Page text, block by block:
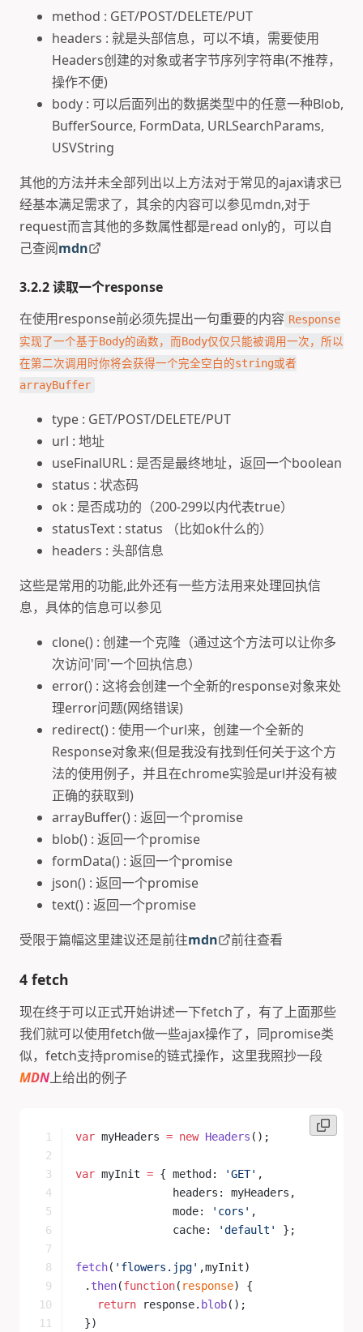
method : GET/POST/DELETE/PUT
headers : 就是头部信息，可以不填，需要使用
Headers创建的对象或者字节序列字符串(不推荐，
操作不便)
body : 可以后面列出的数据类型中的任意一种Blob,
BufferSource, FormData, URLSearchParams,
USVString
其他的方法并未全部列出以上方法对于常见的ajax请求已
经基本满足需求了，其余的内容可以参见mdn,对于
request而言其他的多数属性都是read only的，可以自
己查阅mdn
3.2.2 读取一个response
在使用response前必须先提出一句重要的内容 Response
实现了一个基于Body的函数，而Body仅仅只能被调用一次，所以
在第二次调用时你将会获得一个完全空白的string或者
arrayBuffer
type : GET/POST/DELETE/PUT
url : 地址
useFinalURL : 是否是最终地址，返回一个boolean
status : 状态码
ok : 是否成功的（200-299以内代表true）
statusText : status （比如ok什么的）
headers : 头部信息
这些是常用的功能,此外还有一些方法用来处理回执信
息，具体的信息可以参见
clone() : 创建一个克隆（通过这个方法可以让你多
次访问'同'一个回执信息）
error() : 这将会创建一个全新的response对象来处
理error问题(网络错误)
redirect() : 使用一个url来，创建一个全新的
Response对象来(但是我没有找到任何关于这个方
法的使用例子，并且在chrome实验是url并没有被
正确的获取到)
arrayBuffer() : 返回一个promise
blob() : 返回一个promise
formData() : 返回一个promise
json() : 返回一个promise
text() : 返回一个promise
受限于篇幅这里建议还是前往mdn 前往查看
4 fetch
现在终于可以正式开始讲述一下fetch了，有了上面那些
我们就可以使用fetch做一些ajax操作了，同promise类
似，fetch支持promise的链式操作，这里我照抄一段
MDN上给出的例子
var myHeaders = new Headers ();
var myInit = { method: 'GET' ,
               headers: myHeaders,
               mode:
'cors' ,
               cache:
'default' };
fetch( 'flowers.jpg' ,myInit)
	.
then(function( response) {
	  return
response. blob();
	})